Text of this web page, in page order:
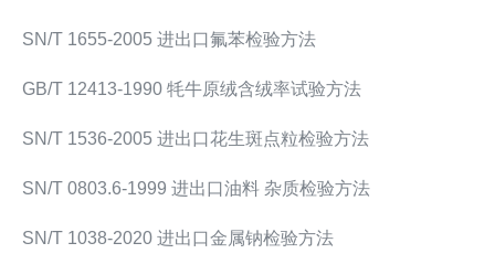
SN/T 1655-2005 进出口氟苯检验方法
GB/T 12413-1990 牦牛原绒含绒率试验方法
SN/T 1536-2005 进出口花生斑点粒检验方法
SN/T 0803.6-1999 进出口油料 杂质检验方法
SN/T 1038-2020 进出口金属钠检验方法